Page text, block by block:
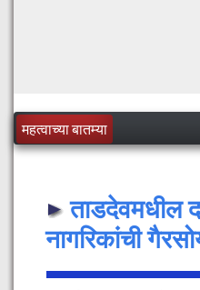
महत्वाच्या बातम्या
ताडदेवमधील
नागरिकांची